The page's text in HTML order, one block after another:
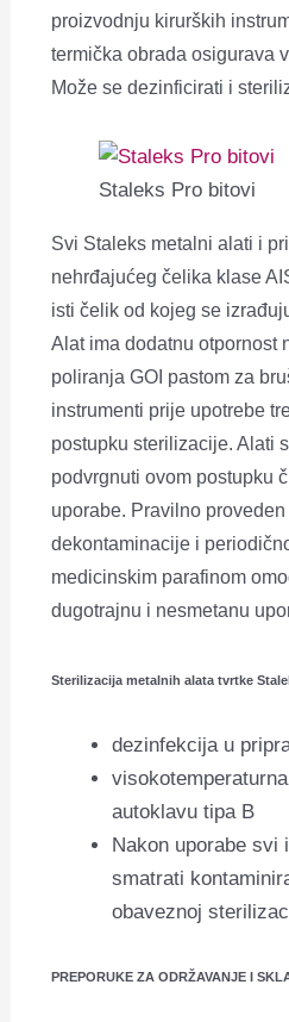
proizvodnju kirurških
termička obrada osigurava
Može se dezinficirati i
Staleks Pro bitovi
Svi Staleks metalni alati i
nehrđajućeg čelika klase
isti čelik od kojeg se
Alat ima dodatnu otpornost
poliranja GOI pastom za
instrumenti prije upotrebe
postupku sterilizacije. Alati
podvrgnuti ovom postupku
uporabe. Pravilno
dekontaminacije i
medicinskim parafinom
dugotrajnu i nesmetanu
Sterilizacija metalnih alata tvrtke
dezinfekcija u
autoklavu tipa B
Nakon uporabe svi
smatrati
obaveznoj
PREPORUKE ZA ODRŽAVANJE I